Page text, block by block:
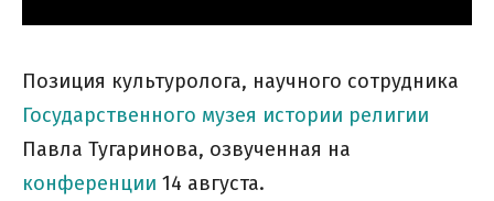
Позиция культуролога, научного сотрудника
Государственного музея истории религии
Павла Тугаринова, озвученная на
конференции 14 августа.